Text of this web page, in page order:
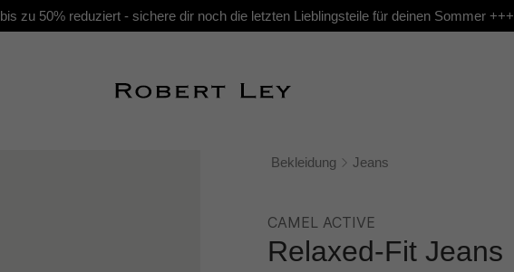
zu 50% reduziert - sichere dir noch die letzten Lieblingsteile für deinen Sommer +++
Bekleidung Jeans
CAMEL ACTIVE
Relaxed-Fit Jeans